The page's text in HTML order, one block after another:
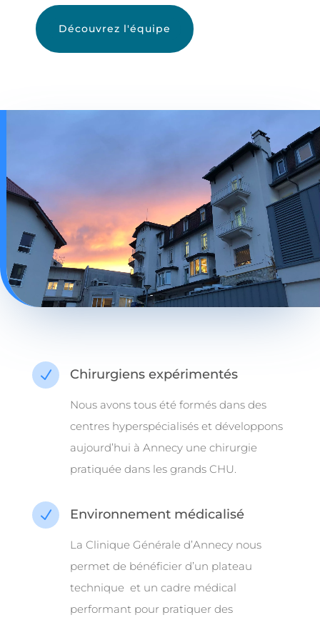
Découvrez l'équipe
N Chirurgiens expérimentés
Nous avons tous été formés dans des
centres hyperspécialisés et développons
aujourd’hui à Annecy une chirurgie
pratiquée dans les grands CHU.
N Environnement médicalisé
La Clinique Générale d’Annecy nous
permet de bénéficier d’un plateau
technique et un cadre médical
performant pour pratiquer des